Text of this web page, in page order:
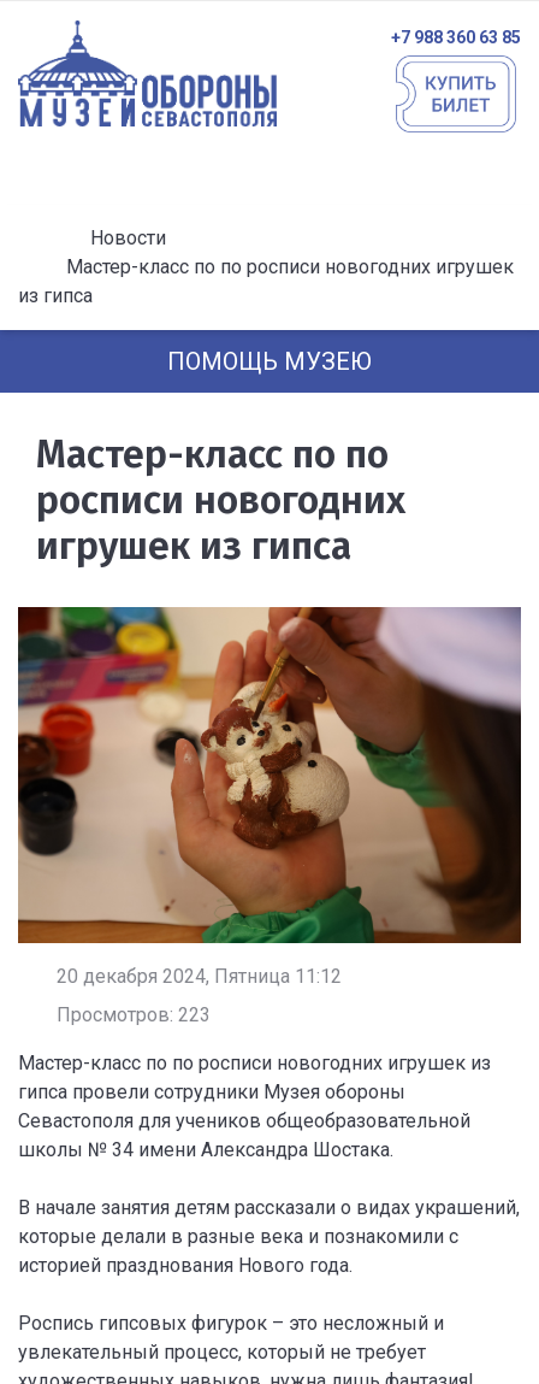
+7 988 360 63 85
Новости
Мастер-класс по по росписи новогодних игрушек
из гипса
ПОМОЩЬ МУЗЕЮ
Мастер-класс по по
росписи новогодних
игрушек из гипса
20 декабря 2024, Пятница 11:12
Просмотров: 223
Мастер-класс по по росписи новогодних игрушек из
гипса провели сотрудники Музея обороны
Севастополя для учеников общеобразовательной
школы № 34 имени Александра Шостака.
В начале занятия детям рассказали о видах украшений,
которые делали в разные века и познакомили с
историей празднования Нового года.
Роспись гипсовых фигурок – это несложный и
увлекательный процесс, который не требует